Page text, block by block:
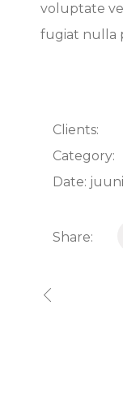
voluptate
fugiat nulla
Clients:
Category:
Date: juuni
Share: